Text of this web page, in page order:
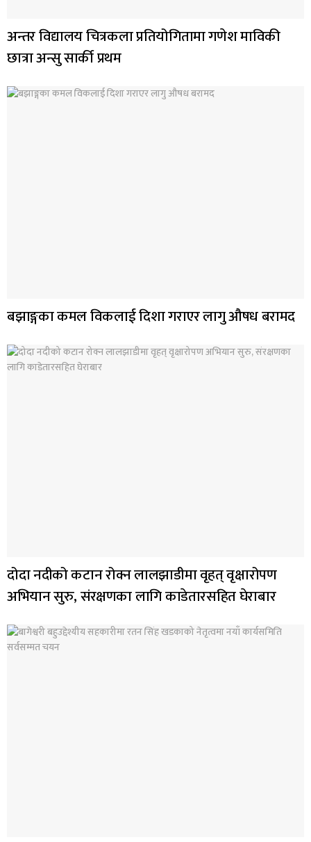
अन्तर विद्यालय चित्रकला प्रतियोगितामा गणेश माविकी
छात्रा अन्सु सार्की प्रथम
बझाङ्गका कमल विकलाई दिशा गराएर लागु औषध बरामद
दोदा नदीको कटान रोक्न लालझाडीमा वृहत् वृक्षारोपण
अभियान सुरु, संरक्षणका लागि काडेतारसहित घेराबार